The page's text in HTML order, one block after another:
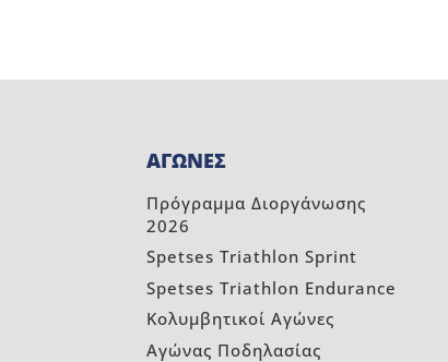
ΑΓΩΝΕΣ
Πρόγραμμα Διοργάνωσης
2026
Spetses Triathlon Sprint
Spetses Triathlon Endurance
Κολυμβητικοί Αγώνες
Αγώνας Ποδηλασίας